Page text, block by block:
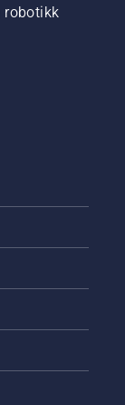
robotikk